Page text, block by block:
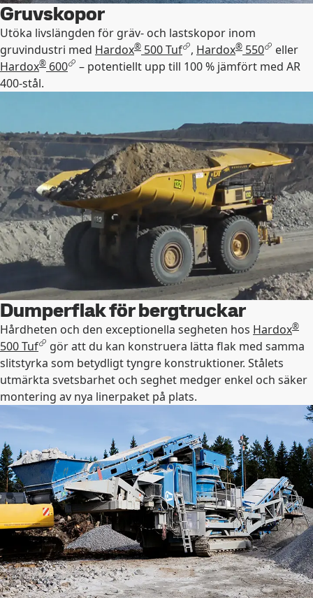
Gruvskopor
Utöka livslängden för gräv- och lastskopor inom
gruvindustri med Hardox® 500 Tuf , Hardox® 550
eller
Hardox® 600
– potentiellt upp till 100 % jämfört med AR
400-stål.
Dumperflak för bergtruckar
Hårdheten och den exceptionella segheten hos Hardox®
500 Tuf
gör att du kan konstruera lätta flak med samma
slitstyrka som betydligt tyngre konstruktioner. Stålets
utmärkta svetsbarhet och seghet medger enkel och säker
montering av nya linerpaket på plats.